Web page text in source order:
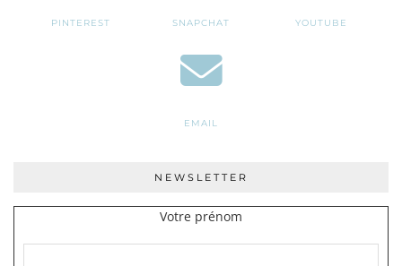
PINTEREST SNAPCHAT YOUTUBE
EMAIL
NEWSLETTER
Votre prénom